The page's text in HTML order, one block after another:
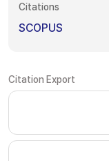
Citations
SCOPUS
Citation Export